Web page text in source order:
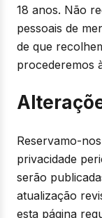
18 anos. Não
pessoais de
de que
procederemos
Reservamo-
privacidade
serão
atualização
esta página